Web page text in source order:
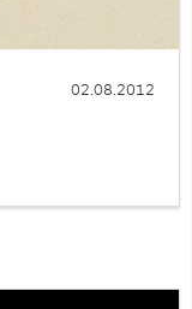
02.08.2012